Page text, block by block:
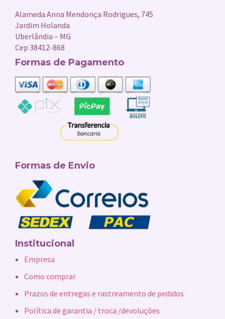
Alameda Anna Mendonça Rodrigues, 745
Jardim Holanda
Uberlândia – MG
Cep 38412-868
Formas de Pagamento
Formas de Envio
Institucional
Empresa
Como comprar
Prazos de entregas e rastreamento de pedidos
Política de garantia / troca /devoluções